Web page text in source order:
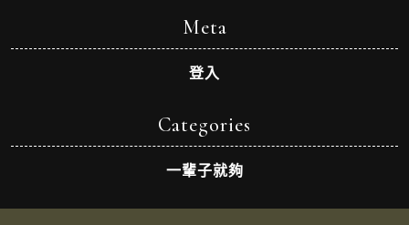
Meta
登入
Categories
一輩子就夠